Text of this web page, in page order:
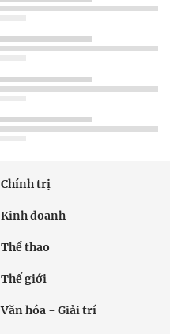
Chính trị
Kinh doanh
Thể thao
Thế giới
Văn hóa - Giải trí